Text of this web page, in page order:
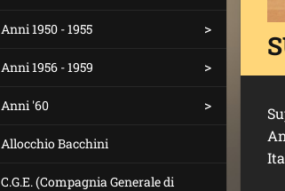
Anni 1950 - 1955
Anni 1956 - 1959
Anni '60
Allocchio Bacchini
C.G.E. (Compagnia Generale di